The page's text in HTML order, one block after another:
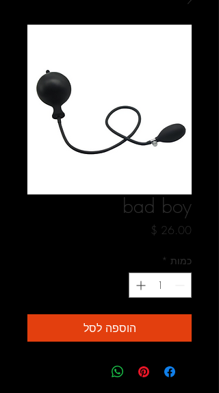
bad boy
כמות *
הוספה לסל